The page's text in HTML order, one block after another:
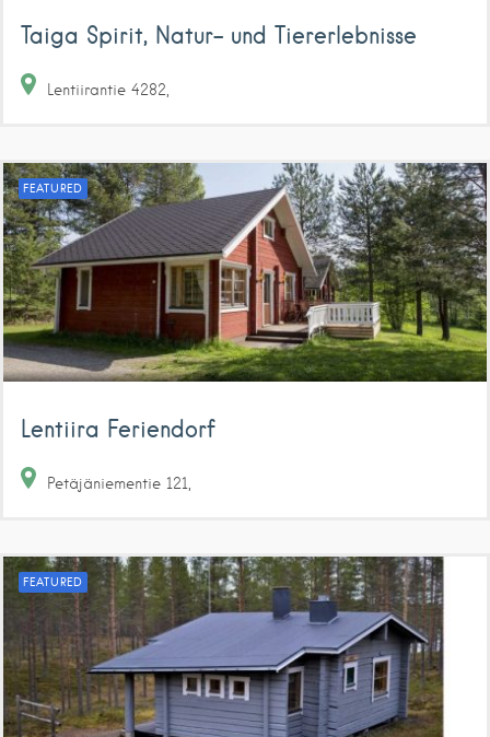
Taiga Spirit, Natur- und Tiererlebnisse
Lentiirantie 4282
FEATURED
Lentiira Feriendorf
Petäjäniementie 121
FEATURED